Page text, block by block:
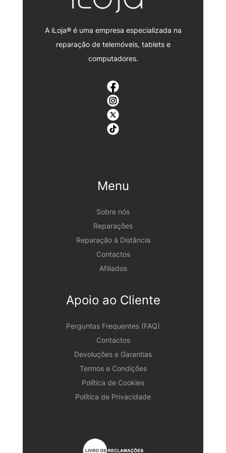
A iLoja® é uma empresa especializada na
reparação de telemóveis, tablets e
computadores.
Menu
Sobre nós
Reparações
Reparação à Distância
Contactos
Afiliados
Apoio ao Cliente
Perguntas Frequentes (FAQ)
Contactos
Devoluções e Garantias
Termos e Condições
Política de Cookies
Política de Privacidade